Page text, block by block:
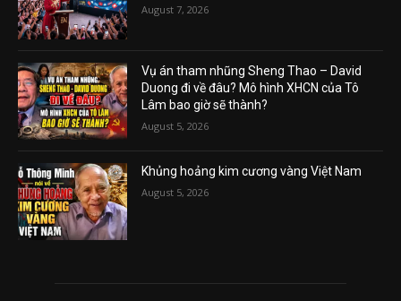
August 7, 2026
Vụ án tham nhũng Sheng Thao – David
Duong đi về đâu? Mô hình XHCN của Tô
Lâm bao giờ sẽ thành?
August 5, 2026
Khủng hoảng kim cương vàng Việt Nam
August 5, 2026